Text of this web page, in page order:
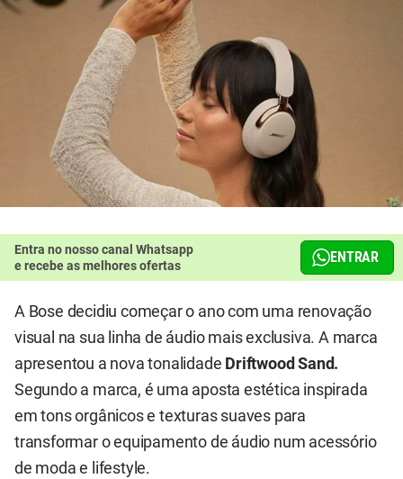
Entra no nosso canal Whatsapp
e recebe as melhores ofertas
ENTRAR
A Bose decidiu começar o ano com uma renovação
visual na sua linha de áudio mais exclusiva. A marca
apresentou a nova tonalidade Driftwood Sand.
Segundo a marca, é uma aposta estética inspirada
em tons orgânicos e texturas suaves para
transformar o equipamento de áudio num acessório
de moda e lifestyle.